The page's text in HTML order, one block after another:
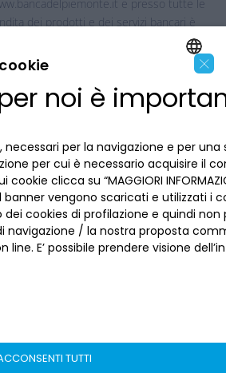
e presso tutte le
dei prodotti e dei servizi bancari è
IL CLIENTE
di pagamento
ENGLISH
×
noi è
per la navigazione e per una
per cui è necessario acquisire il
clicca su “MAGGIORI
vengono scaricati e utilizzati i
cookies di profilazione e quindi non
navigazione / la nostra proposta
E’ possibile prendere visione
TUTTI